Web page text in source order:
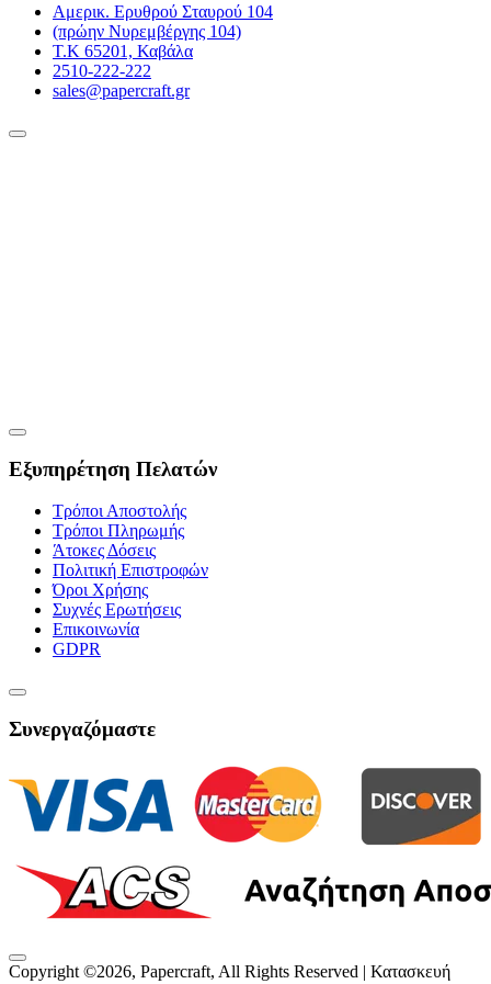
Αμερικ. Ερυθρού Σταυρού 104
(πρώην Νυρεμβέργης 104)
Τ.Κ 65201, Καβάλα
2510-222-222
sales@papercraft.gr
Εξυπηρέτηση Πελατών
Τρόποι Αποστολής
Τρόποι Πληρωμής
Άτοκες Δόσεις
Πολιτική Επιστροφών
Όροι Χρήσης
Συχνές Ερωτήσεις
Επικοινωνία
GDPR
Συνεργαζόμαστε
Copyright ©2026, Papercraft, All Rights Reserved | Κατασκευή